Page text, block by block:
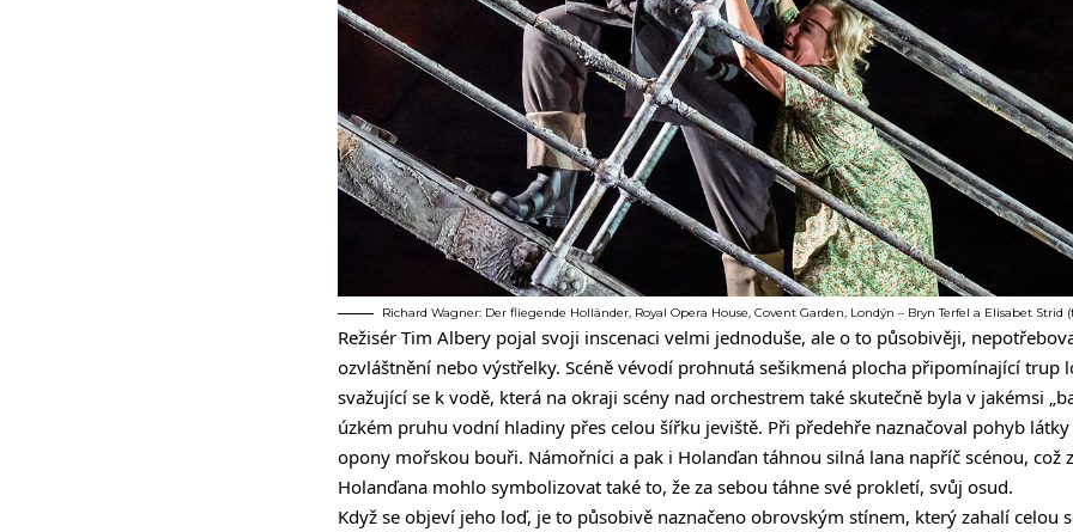
Richard Wagner: Der fliegende Holländer, Royal Opera House, Covent Garden, Londýn – Bryn Terfel a Elisabet Strid
Režisér Tim Albery pojal svoji inscenaci velmi jednoduše, ale o to působivěji,
ozvláštnění nebo výstřelky. Scéně vévodí prohnutá sešikmená plocha připomínající trup
svažující se k vodě, která na okraji scény nad orchestrem také skutečně byla v jakémsi
úzkém pruhu vodní hladiny přes celou šířku jeviště. Při předehře naznačoval pohyb
opony mořskou bouři. Námořníci a pak i Holanďan táhnou silná lana napříč scénou, což
Holanďana mohlo symbolizovat také to, že za sebou táhne své prokletí, svůj osud.
Když se objeví jeho loď, je to působivě naznačeno obrovským stínem, který zahalí celou